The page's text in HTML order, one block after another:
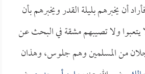
أن يخبرهم بليلة القدر ويخبرهم بأن
يتعبوا ولا تصيبهم مشقة في البحث عن
من المسلمين وهم جلوس، وهذان